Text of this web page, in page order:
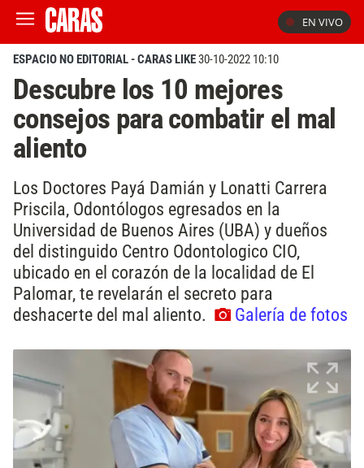
EN VIVO
ESPACIO NO EDITORIAL - CARAS LIKE30-10-2022 10:10
Descubre los 10 mejores
consejos para combatir el mal
aliento
Los Doctores Payá Damián y Lonatti Carrera
Priscila, Odontólogos egresados en la
Universidad de Buenos Aires (UBA) y dueños
del distinguido Centro Odontologico CIO,
ubicado en el corazón de la localidad de El
Palomar, te revelarán el secreto para
deshacerte del mal aliento.
Galería de fotos